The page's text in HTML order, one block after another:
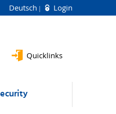
Deutsch Login
Quicklinks